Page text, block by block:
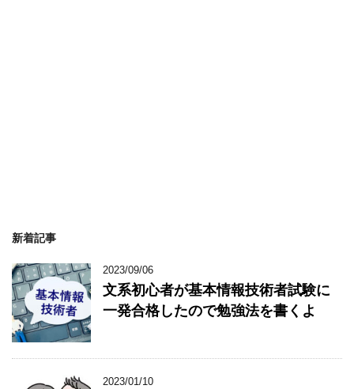
新着記事
2023/09/06
文系初心者が基本情報技術者試験に
一発合格したので勉強法を書くよ
2023/01/10